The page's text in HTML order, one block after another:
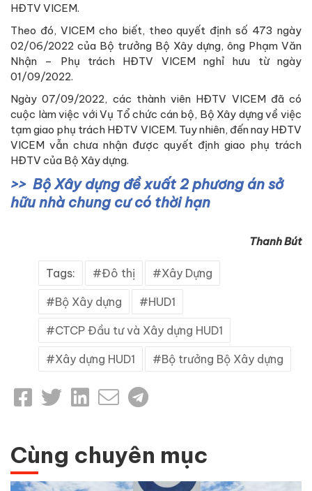
HĐTV VICEM.
Theo đó, VICEM cho biết, theo quyết định số 473 ngày
02/06/2022 của Bộ trưởng Bộ Xây dựng, ông Phạm Văn
Nhận – Phụ trách HĐTV VICEM nghỉ hưu từ ngày
01/09/2022.
Ngày 07/09/2022, các thành viên HĐTV VICEM đã có
cuộc làm việc với Vụ Tổ chức cán bộ, Bộ Xây dựng về việc
tạm giao phụ trách HĐTV VICEM. Tuy nhiên, đến nay HĐTV
VICEM vẫn chưa nhận được quyết định giao phụ trách
HĐTV của Bộ Xây dựng.
Bộ Xây dựng đề xuất 2 phương án sở
hữu nhà chung cư có thời hạn
Thanh Bút
Tags: Đô thị Xây Dựng
Bộ Xây dựng HUD1
CTCP Đầu tư và Xây dựng HUD1
Xây dựng HUD1 Bộ trưởng Bộ Xây dựng
Cùng chuyên mục